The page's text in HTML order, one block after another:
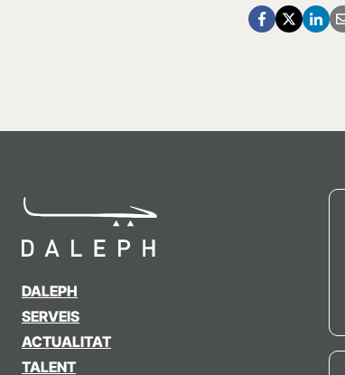
DALEPH
SERVEIS
ACTUALITAT
TALENT